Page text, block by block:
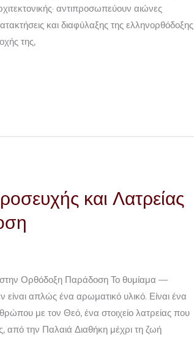
αντιπροσωπεύουν αιώνες
και διαφύλαξης της ελληνορθόδοξης
της,
και Λατρείας
Ορθόδοξη Παράδοση Το θυμίαμα —
απλώς ένα αρωματικό υλικό. Είναι ένα
με τον Θεό, ένα στοιχείο λατρείας που
από την Παλαιά Διαθήκη μέχρι τη ζωή